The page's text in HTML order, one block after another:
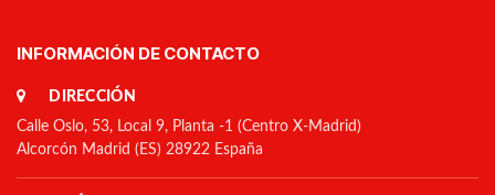
INFORMACIÓN DE CONTACTO
DIRECCIÓN
Calle Oslo, 53, Local 9, Planta -1 (Centro X-Madrid)
Alcorcón Madrid (ES) 28922 España